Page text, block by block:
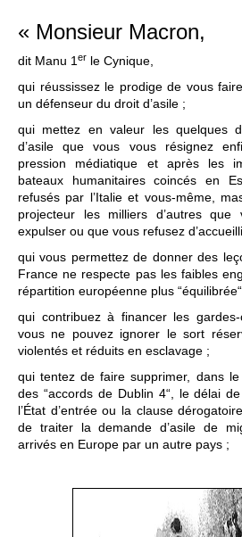
« Monsieur Macron,
dit Manu 1er le Cynique,
qui réussissez le prodige de vous
un défenseur du droit d’asile ;
qui mettez en valeur les quelques
d’asile que vous vous résignez
pression médiatique et après les
bateaux humanitaires coincés en
refusés par l’Italie et vous-même,
projecteur les milliers d’autres
expulser ou que vous refusez
qui vous permettez de donner des
France ne respecte pas les faibles
répartition européenne plus
qui contribuez à financer les
vous ne pouvez ignorer le sort
violentés et réduits en esclavage ;
qui tentez de faire supprimer, dans
des “accords de Dublin 4“, le délai
l’État d’entrée ou la clause
de traiter la demande d’asile de
arrivés en Europe par un autre pays ;